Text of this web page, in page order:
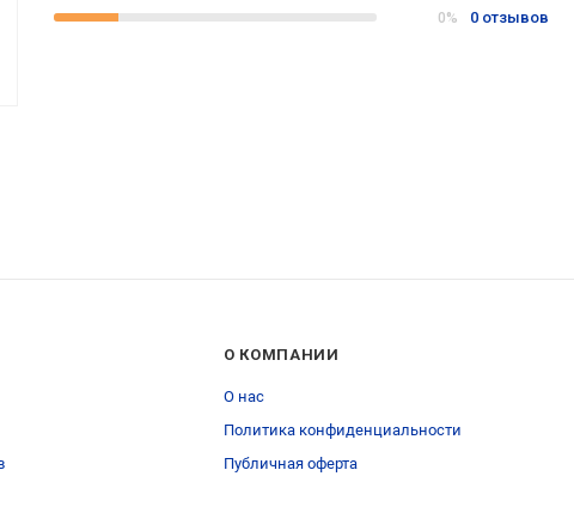
0% 0 отзывов
О КОМПАНИИ
О нас
Политика конфиденциальности
Публичная оферта